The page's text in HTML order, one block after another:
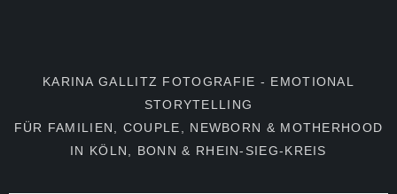
KARINA GALLITZ FOTOGRAFIE - EMOTIONAL
STORYTELLING
FÜR FAMILIEN, COUPLE, NEWBORN & MOTHERHOOD
IN KÖLN, BONN & RHEIN-SIEG-KREIS